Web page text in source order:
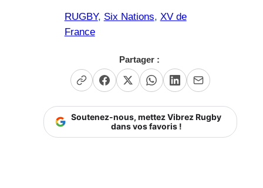
RUGBY, Six Nations, XV de
France
Partager :
Soutenez-nous, mettez Vibrez Rugby
dans vos favoris !